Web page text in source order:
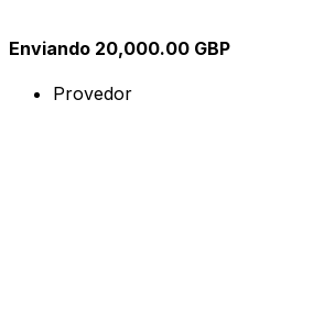
Enviando 20,000.00 GBP
Provedor